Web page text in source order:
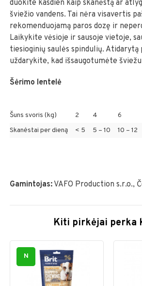
duokite kasdien kaip skanėstą ar
šviežio vandens. Tai nėra visavertis
rekomenduojamą paros dozę ir
Laikykite vėsioje ir sausoje vietoje,
tiesioginių saulės spindulių. Atidarytą
uždarykite, kad išsaugotumėte
Šėrimo lentelė
Šuns svoris (kg) 2 4 6
Skanėstai per dieną
< 5 5 – 10 10 – 12
Gamintojas: VAFO Production s.r.o.,
Kiti pirkėjai perka
N